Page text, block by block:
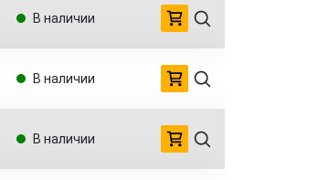
В наличии
В наличии
В наличии